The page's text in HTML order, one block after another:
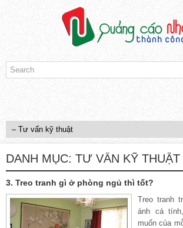
DANH MỤC: TƯ VẤN KỸ THUẬT
3. Treo tranh gì ở phòng ngủ thì tốt?
Treo tranh
ánh cá
muốn của